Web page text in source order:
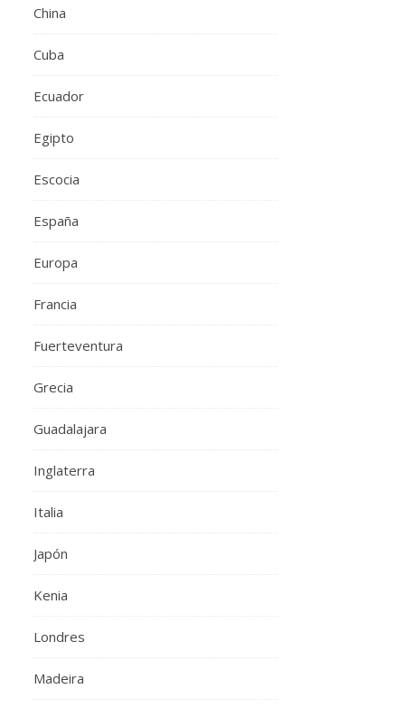
China
Cuba
Ecuador
Egipto
Escocia
España
Europa
Francia
Fuerteventura
Grecia
Guadalajara
Inglaterra
Italia
Japón
Kenia
Londres
Madeira